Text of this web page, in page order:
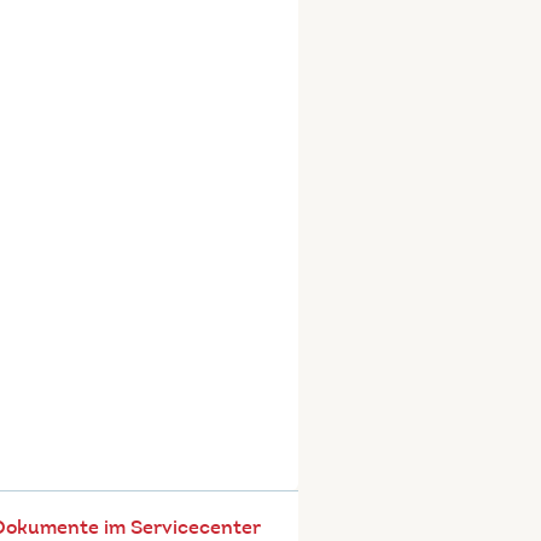
im Servicecenter